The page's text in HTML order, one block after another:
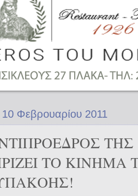
Φεβρουαρίου 2011
ΤΟ ΚΙΝΗΜΑ